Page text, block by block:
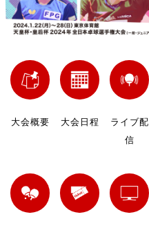
大会概要 大会日程
ライブ配
信